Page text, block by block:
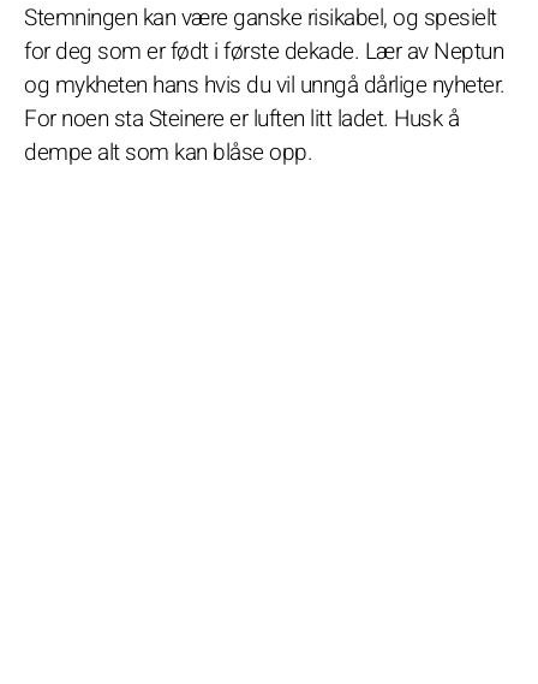
Stemningen kan være ganske risikabel, og spesielt
for deg som er født i første dekade. Lær av Neptun
og mykheten hans hvis du vil unngå dårlige nyheter.
For noen sta Steinere er luften litt ladet. Husk å
dempe alt som kan blåse opp.